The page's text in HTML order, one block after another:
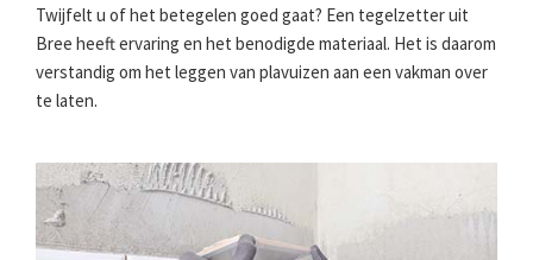
Twijfelt u of het betegelen goed gaat? Een tegelzetter uit
Bree heeft ervaring en het benodigde materiaal. Het is daarom
verstandig om het leggen van plavuizen aan een vakman over
te laten.